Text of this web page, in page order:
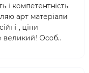
і компетентність
арт матеріали
, ціни
великий! Особ..